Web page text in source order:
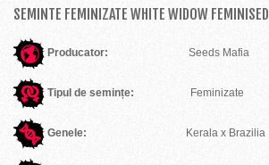
SEMINTE FEMINIZATE WHITE WIDOW FEMINISED
Producator: Seeds Mafia
Tipul de semințe: Feminizate
Genele: Kerala x Brazilia